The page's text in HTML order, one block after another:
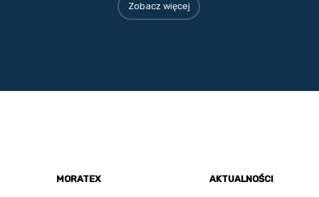
Zobacz więcej
MORATEX AKTUALNOŚCI